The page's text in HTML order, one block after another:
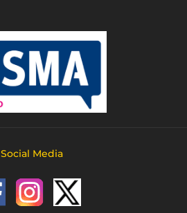
Social Media